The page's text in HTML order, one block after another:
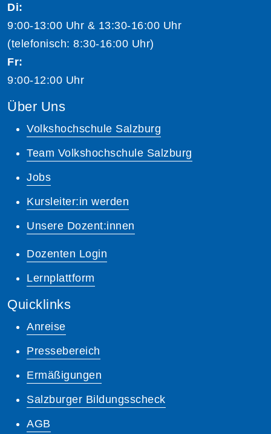
Di:
9:00-13:00 Uhr & 13:30-16:00 Uhr
(telefonisch: 8:30-16:00 Uhr)
Fr:
9:00-12:00 Uhr
Über Uns
Volkshochschule Salzburg
Team Volkshochschule Salzburg
Jobs
Kursleiter:in werden
Unsere Dozent:innen
Dozenten Login
Lernplattform
Quicklinks
Anreise
Pressebereich
Ermäßigungen
Salzburger Bildungsscheck
AGB